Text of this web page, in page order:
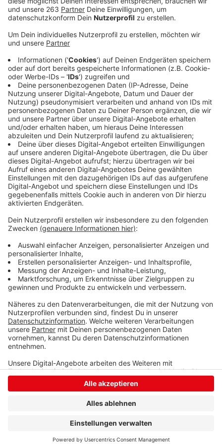
Im September wurde das neue Bürgerhaus am Markt in
Bad Berleburg feierlich eröffnet, rund 2,5 Millionen
Euro hat es gekostet. Nun ist klar: Auf diese Kosten
kommen noch mal rund 95.000 Euro drauf. Grund sind
brandschutztechnische Mängel. Betroffen sind der
kleine und große Gruppenraum im Obergeschoss. Dort
müssen Stahl- und Holzbauteile ausgetauscht oder
auch neu angebracht werden. Man sei als Stadt nicht
alleine unterwegs, sondern gemeinsam mit
Fachplanern, so Manuel Spieß von der Stadt
gegenüber Radio Siegen. Es habe einen abgestimmten
Bauantrag gegeben, in der Bauphase sei aber davon
abgewichen worden. Man habe einen neuen Bauantrag
gestellt, der habe aber eine Laufzeit von etwa einem
halben Jahr. Da man so lange aber nicht habe warten
können mit den Bauarbeiten, habe man bereits
haben. Die Bauarbeiten jetzt sollen spätestens am 8.
Februar erledigt sein.
Anzeige
Anzeige